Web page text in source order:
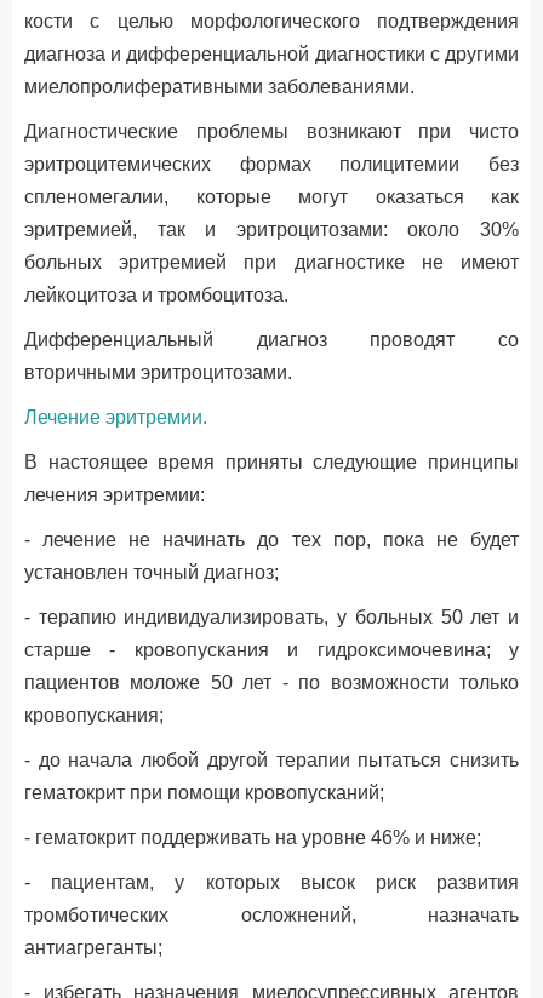
кости с целью морфологического подтверждения
диагноза и дифференциальной диагностики с другими
миелопролиферативными заболеваниями.
Диагностические проблемы возникают при чисто
эритроцитемических формах полицитемии без
спленомегалии, которые могут оказаться как
эритремией, так и эритроцитозами: около 30%
больных эритремией при диагностике не имеют
лейкоцитоза и тромбоцитоза.
Дифференциальный диагноз проводят со
вторичными эритроцитозами.
Лечение эритремии.
В настоящее время приняты следующие принципы
лечения эритремии:
- лечение не начинать до тех пор, пока не будет
установлен точный диагноз;
- терапию индивидуализировать, у больных 50 лет и
старше - кровопускания и гидроксимочевина; у
пациентов моложе 50 лет - по возможности только
кровопускания;
- до начала любой другой терапии пытаться снизить
гематокрит при помощи кровопусканий;
- гематокрит поддерживать на уровне 46% и ниже;
- пациентам, у которых высок риск развития
тромботических осложнений, назначать
антиагреганты;
- избегать назначения миелосупрессивных агентов